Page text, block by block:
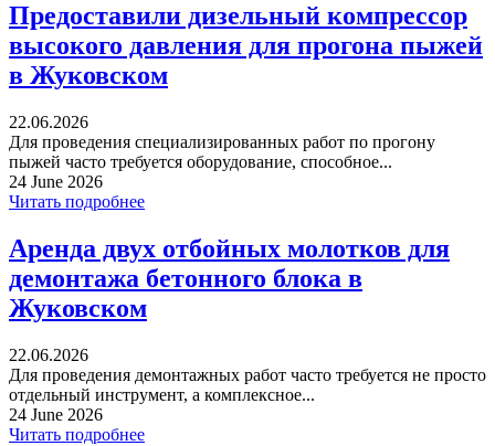
Предоставили дизельный компрессор
высокого давления для прогона пыжей
в Жуковском
22.06.2026
Для проведения специализированных работ по прогону
пыжей часто требуется оборудование, способное...
24 June 2026
Читать подробнее
Аренда двух отбойных молотков для
демонтажа бетонного блока в
Жуковском
22.06.2026
Для проведения демонтажных работ часто требуется не просто
отдельный инструмент, а комплексное...
24 June 2026
Читать подробнее